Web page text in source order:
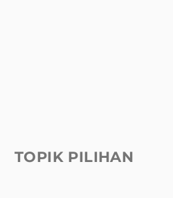
TOPIK PILIHAN